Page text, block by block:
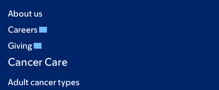
About us
Careers
Giving
Cancer Care
Adult cancer types